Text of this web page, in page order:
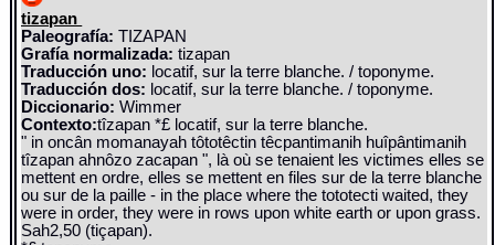
tizapan
Paleografía: TIZAPAN
Grafía normalizada: tizapan
Traducción uno: locatif, sur la terre blanche. / toponyme.
Traducción dos: locatif, sur la terre blanche. / toponyme.
Diccionario:Wimmer
Contexto:tîzapan *£ locatif, sur la terre blanche.
" in oncân momanayah tôtotêctin têcpantimanih huîpântimanih
tîzapan ahnôzo zacapan ", là où se tenaient les victimes elles se
mettent en ordre, elles se mettent en files sur de la terre blanche
ou sur de la paille - in the place where the tototecti waited, they
were in order, they were in rows upon white earth or upon grass.
Sah2,50 (tiçapan).